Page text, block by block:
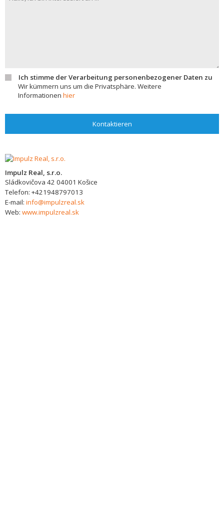
Ich stimme der Verarbeitung personenbezogener Daten zu
Wir kümmern uns um die Privatsphäre. Weitere
Informationen hier
Kontaktieren
Impulz Real, s.r.o.
Sládkovičova 42 04001 Košice
Telefon: +421948797013
E-mail: info@impulzreal.sk
Web: www.impulzreal.sk